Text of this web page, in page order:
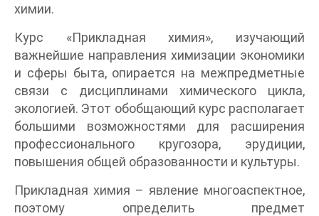
химии.
Курс «Прикладная химия», изучающий
важнейшие направления химизации экономики
и сферы быта, опирается на межпредметные
связи с дисциплинами химического цикла,
экологией. Этот обобщающий курс располагает
большими возможностями для расширения
профессионального кругозора, эрудиции,
повышения общей образованности и культуры.
Прикладная химия – явление многоаспектное,
поэтому определить предмет